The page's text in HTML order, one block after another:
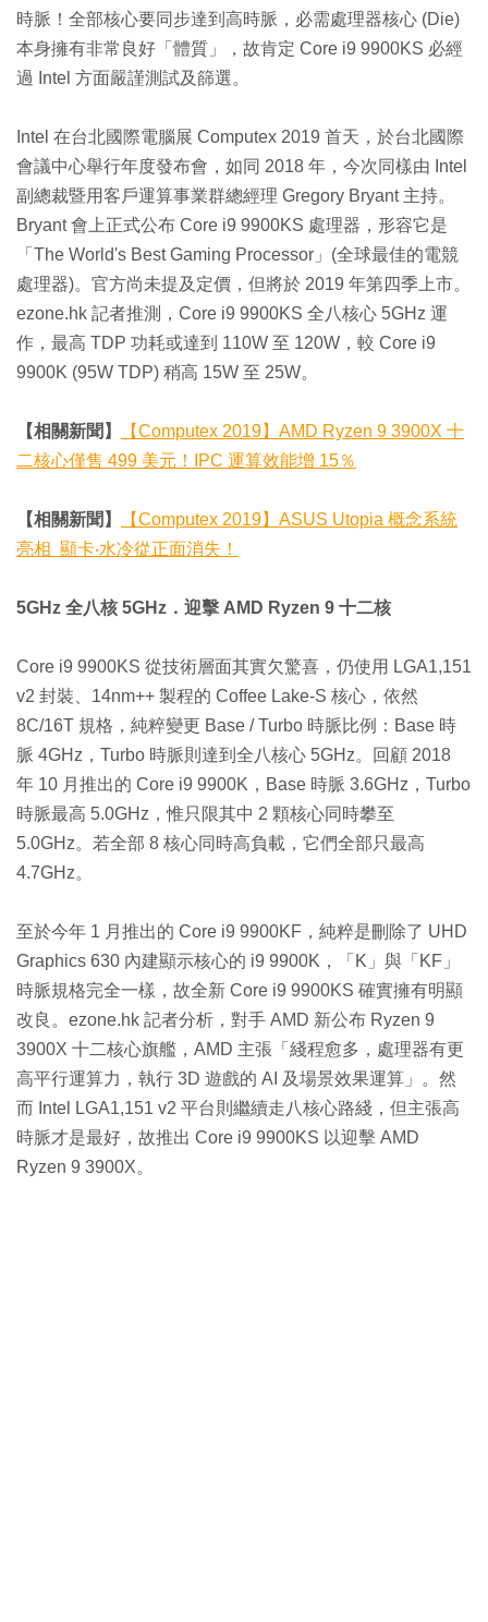
時脈！全部核心要同步達到高時脈，必需處理器核心 (Die)
本身擁有非常良好「體質」，故肯定 Core i9 9900KS 必經
過 Intel 方面嚴謹測試及篩選。
Intel 在台北國際電腦展 Computex 2019 首天，於台北國際
會議中心舉行年度發布會，如同 2018 年，今次同樣由 Intel
副總裁暨用客戶運算事業群總經理 Gregory Bryant 主持。
Bryant 會上正式公布 Core i9 9900KS 處理器，形容它是
「The World's Best Gaming Processor」(全球最佳的電競
處理器)。官方尚未提及定價，但將於 2019 年第四季上市。
ezone.hk 記者推測，Core i9 9900KS 全八核心 5GHz 運
作，最高 TDP 功耗或達到 110W 至 120W，較 Core i9
9900K (95W TDP) 稍高 15W 至 25W。
【相關新聞】
【Computex 2019】AMD Ryzen 9 3900X 十
二核心僅售 499 美元！IPC 運算效能增 15％
【相關新聞】
【Computex 2019】ASUS Utopia 概念系統
亮相 顯卡‧水冷從正面消失！
5GHz 全八核 5GHz．迎擊 AMD Ryzen 9 十二核
Core i9 9900KS 從技術層面其實欠驚喜，仍使用 LGA1,151
v2 封裝、14nm++ 製程的 Coffee Lake-S 核心，依然
8C/16T 規格，純粹變更 Base / Turbo 時脈比例：Base 時
脈 4GHz，Turbo 時脈則達到全八核心 5GHz。回顧 2018
年 10 月推出的 Core i9 9900K，Base 時脈 3.6GHz，Turbo
時脈最高 5.0GHz，惟只限其中 2 顆核心同時攀至
5.0GHz。若全部 8 核心同時高負載，它們全部只最高
4.7GHz。
至於今年 1 月推出的 Core i9 9900KF，純粹是刪除了 UHD
Graphics 630 內建顯示核心的 i9 9900K，「K」與「KF」
時脈規格完全一樣，故全新 Core i9 9900KS 確實擁有明顯
改良。ezone.hk 記者分析，對手 AMD 新公布 Ryzen 9
3900X 十二核心旗艦，AMD 主張「綫程愈多，處理器有更
高平行運算力，執行 3D 遊戲的 AI 及場景效果運算」。然
而 Intel LGA1,151 v2 平台則繼續走八核心路綫，但主張高
時脈才是最好，故推出 Core i9 9900KS 以迎擊 AMD
Ryzen 9 3900X。